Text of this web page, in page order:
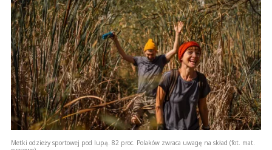
Metki odzieży sportowej pod lupą. 82 proc. Polaków zwraca uwagę na skład (fot. mat.